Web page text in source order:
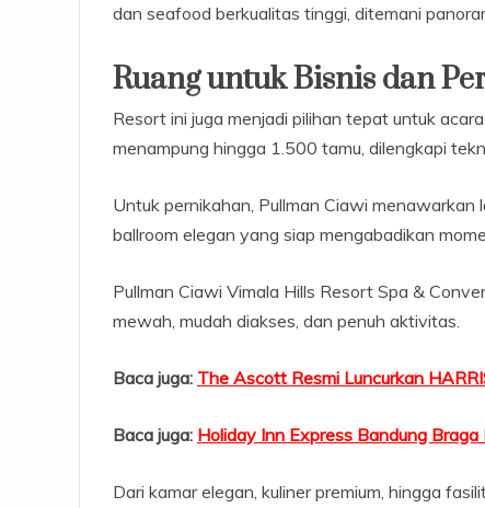
dan seafood berkualitas tinggi, ditemani
Ruang untuk Bisnis dan
Resort ini juga menjadi pilihan tepat untuk
menampung hingga 1.500 tamu, dilengkapi
Untuk pernikahan, Pullman Ciawi
ballroom elegan yang siap mengabadikan
Pullman Ciawi Vimala Hills Resort Spa &
mewah, mudah diakses, dan penuh aktivitas.
Baca juga: The Ascott Resmi Luncurkan
Baca juga: Holiday Inn Express Bandung
Dari kamar elegan, kuliner premium, hingga